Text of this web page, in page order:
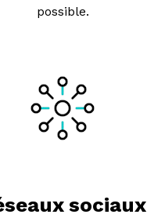
possible.
sociaux